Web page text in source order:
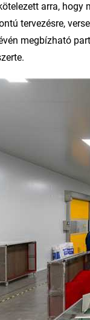
arra, hogy
tervezésre,
megbízható